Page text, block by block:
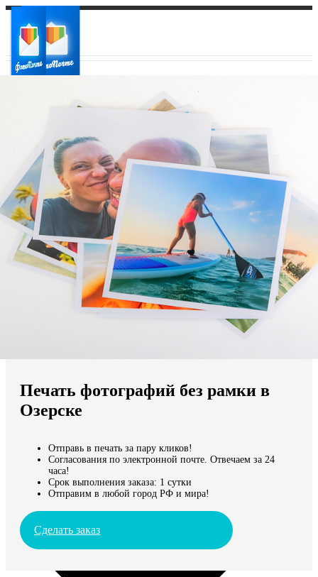
Ваш регион доставки
Выберите из списка:
Мы доставляем по всему миру
Продолжить без города
Печать фотографий без рамки в
Озерске
Отправь в печать за пару кликов!
Согласования по электронной почте. Отвечаем за 24
часа!
Срок выполнения заказа: 1 сутки
Отправим в любой город РФ и мира!
Сделать заказ